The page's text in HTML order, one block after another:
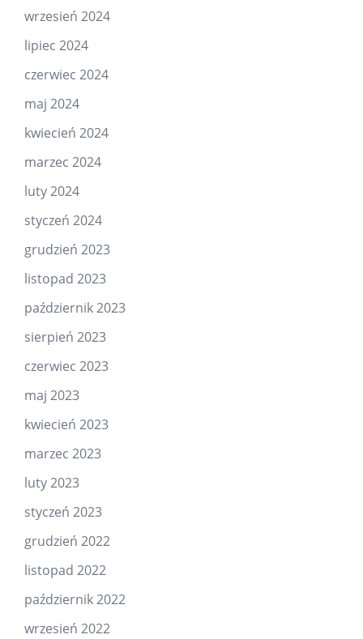
wrzesień 2024
lipiec 2024
czerwiec 2024
maj 2024
kwiecień 2024
marzec 2024
luty 2024
styczeń 2024
grudzień 2023
listopad 2023
październik 2023
sierpień 2023
czerwiec 2023
maj 2023
kwiecień 2023
marzec 2023
luty 2023
styczeń 2023
grudzień 2022
listopad 2022
październik 2022
wrzesień 2022